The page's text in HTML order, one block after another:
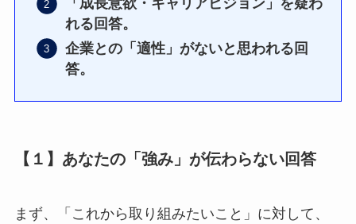
「成長意欲・キャリアビジョン」を疑わ
れる回答。
企業との「適性」がないと思われる回
答。
【１】あなたの「強み」が伝わらない回答
まず、「これから取り組みたいこと」に対して、